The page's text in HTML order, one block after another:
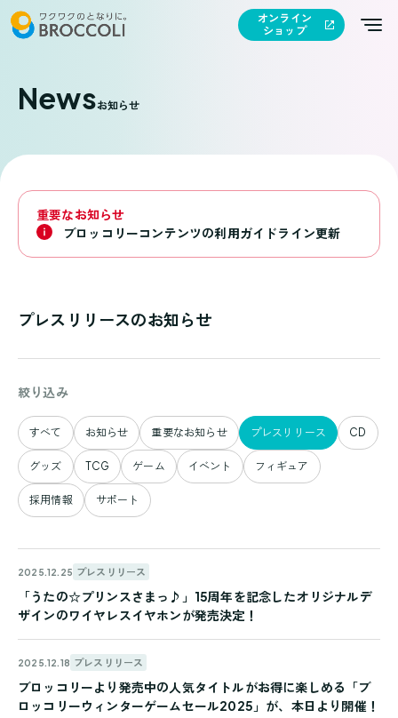
オンライン
ショップ
Newsお知らせ
重要なお知らせ
ブロッコリーコンテンツの利用ガイドライン更新
プレスリリースのお知らせ
絞り込み
すべて お知らせ 重要なお知らせ プレスリリース CD
グッズ TCG ゲーム イベント フィギュア
採用情報 サポート
2025.12.25 プレスリリース
「うたの☆プリンスさまっ♪」15周年を記念したオリジナルデ
ザインのワイヤレスイヤホンが発売決定！
2025.12.18 プレスリリース
ブロッコリーより発売中の人気タイトルがお得に楽しめる「ブ
ロッコリーウィンターゲームセール2025」が、本日より開催！